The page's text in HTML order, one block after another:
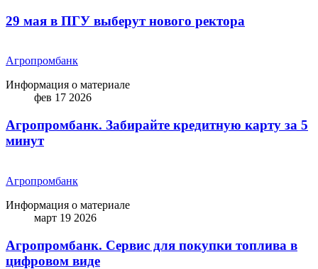
29 мая в ПГУ выберут нового ректора
Агропромбанк
Информация о материале
фев 17 2026
Агропромбанк. Забирайте кредитную карту за 5
минут
Агропромбанк
Информация о материале
март 19 2026
Агропромбанк. Сервис для покупки топлива в
цифровом виде